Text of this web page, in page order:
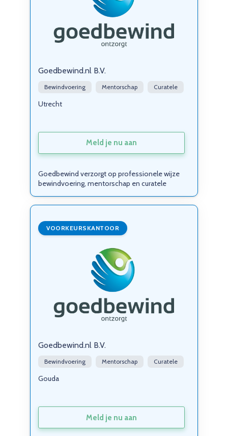
Goedbewind.nl B.V.
Bewindvoering Mentorschap Curatele
Utrecht
Meld je nu aan
Goedbewind verzorgt op professionele wijze
bewindvoering, mentorschap en curatele
VOORKEURSKANTOOR
Goedbewind.nl B.V.
Bewindvoering Mentorschap Curatele
Gouda
Meld je nu aan